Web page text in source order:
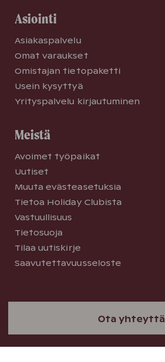
Ota yhteyttä
Asiointi
Asiakaspalvelu
Omat varaukset
Omistajan tietopaketti
Usein kysyttyä
Yrityspalvelu kirjautuminen
Meistä
Avoimet työpaikat
Uutiset
Muuta evästeasetuksia
Tietoa Holiday Clubista
Vastuullisuus
Tietosuoja
Tilaa uutiskirje
Saavutettavuusseloste